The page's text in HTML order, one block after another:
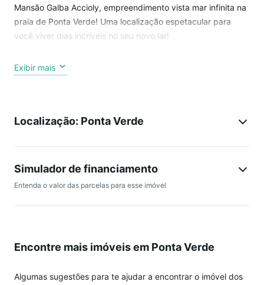
Mansão Galba Accioly, empreendimento vista mar infinita na
praia de Ponta Verde! Uma localização espetacular para
você viver dias incríveis no seu novo lar!
Unidade com 4 suítes, gabinete/escritório, lavabo, varanda
gourmet, hall privativo, SPA, sala de estar e jantar, cozinha,
Última unidade disponível.
exclusiva.
Exibir mais
Localização: Ponta Verde
Simulador de financiamento
Entenda o valor das parcelas para esse imóvel
Encontre mais imóveis em Ponta Verde
Algumas sugestões para te ajudar a encontrar o imóvel dos